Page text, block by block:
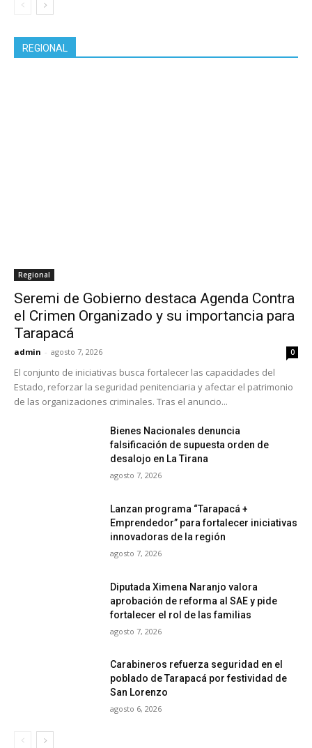
REGIONAL
Regional
Seremi de Gobierno destaca Agenda Contra
el Crimen Organizado y su importancia para
Tarapacá
admin - agosto 7, 2026 0
El conjunto de iniciativas busca fortalecer las capacidades del
Estado, reforzar la seguridad penitenciaria y afectar el patrimonio
de las organizaciones criminales. Tras el anuncio...
Bienes Nacionales denuncia
falsificación de supuesta orden de
desalojo en La Tirana
agosto 7, 2026
Lanzan programa “Tarapacá +
Emprendedor” para fortalecer iniciativas
innovadoras de la región
agosto 7, 2026
Diputada Ximena Naranjo valora
aprobación de reforma al SAE y pide
fortalecer el rol de las familias
agosto 7, 2026
Carabineros refuerza seguridad en el
poblado de Tarapacá por festividad de
San Lorenzo
agosto 6, 2026